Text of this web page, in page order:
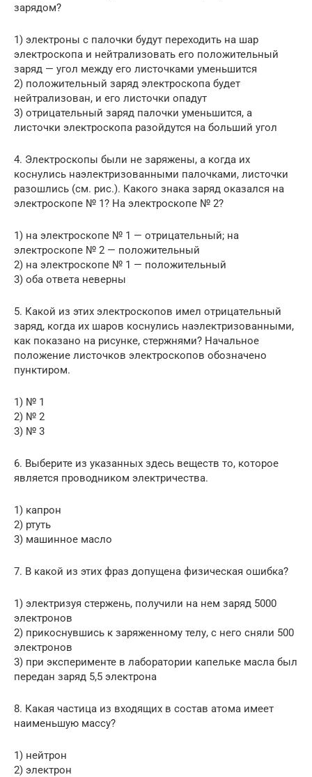
зарядом?
1) электроны с палочки будут переходить на шар
электроскопа и нейтрализовать его положительный
заряд — угол между его листочками уменьшится
2) положительный заряд электроскопа будет
нейтрализован, и его листочки опадут
3) отрицательный заряд палочки уменьшится, а
листочки электроскопа разойдутся на больший угол
4. Электроскопы были не заряжены, а когда их
коснулись наэлектризованными палочками, листочки
разошлись (см. рис.). Какого знака заряд оказался на
электроскопе № 1? На электроскопе № 2?
1) на электроскопе № 1 — отрицательный; на
электроскопе № 2 — положительный
2) на электроскопе № 1 — положительный
3) оба ответа неверны
5. Какой из этих электроскопов имел отрицательный
заряд, когда их шаров коснулись наэлектризованными,
как показано на рисунке, стержнями? Начальное
положение листочков электроскопов обозначено
пунктиром.
1) № 1
2) № 2
3) № 3
6. Выберите из указанных здесь веществ то, которое
является проводником электричества.
1) капрон
2) ртуть
3) машинное масло
7. В какой из этих фраз допущена физическая ошибка?
1) электризуя стержень, получили на нем заряд 5000
электронов
2) прикоснувшись к заряженному телу, с него сняли 500
электронов
3) при эксперименте в лаборатории капельке масла был
передан заряд 5,5 электрона
8. Какая частица из входящих в состав атома имеет
наименьшую массу?
1) нейтрон
2) электрон